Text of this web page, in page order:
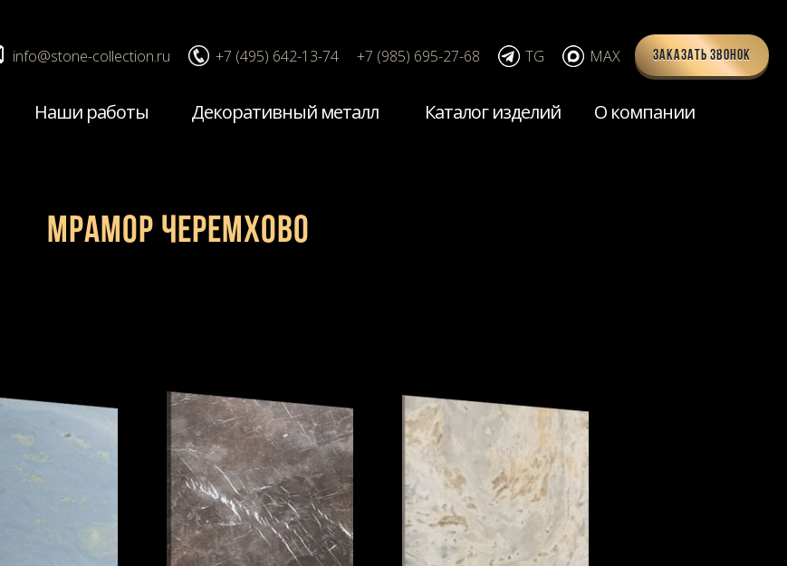
Заказать звонок
info@stone-collection.ru +7 (495) 642-13-74 +7 (985) 695-27-68 TG MAX
Наши работы Декоративный металл Каталог изделий О компании
Мрамор Черемхово